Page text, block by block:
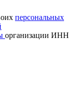
персональных
организации ИНН